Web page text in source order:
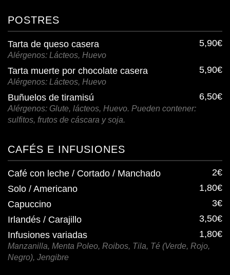
POSTRES
Tarta de queso casera 5,90€
Alérgenos: Lácteos, Huevo
Tarta muerte por chocolate casera 5,90€
Alérgenos: Lácteos, Huevo
Buñuelos de tiramisú 6,50€
Alérgenos: Glute, lácteos, Huevo. Pueden contener:
sulfitos, frutos de cáscara y soja.
CAFÉS E INFUSIONES
Café con leche / Cortado / Manchado
2€
Solo / Americano
1,80€
Capuccino
3€
Irlandés / Carajillo
3,50€
Infusiones variadas
1,80€
Manzanilla, Menta Poleo, Roibos, Tila, Té (Verde, Rojo,
Negro), Jengibre